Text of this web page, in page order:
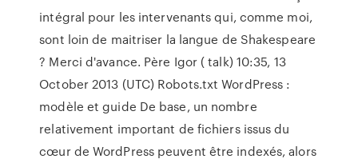
intégral pour les intervenants qui, comme moi,
sont loin de maitriser la langue de Shakespeare
? Merci d'avance. Père Igor ( talk) 10:35, 13
October 2013 (UTC) Robots.txt WordPress :
modèle et guide De base, un nombre
relativement important de fichiers issus du
cœur de WordPress peuvent être indexés, alors